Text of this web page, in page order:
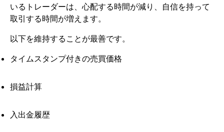
いるトレーダーは、心配する時間が減り、自信を持って
取引する時間が増えます。
以下を維持することが最善です。
タイムスタンプ付きの売買価格
損益計算
入出金履歴